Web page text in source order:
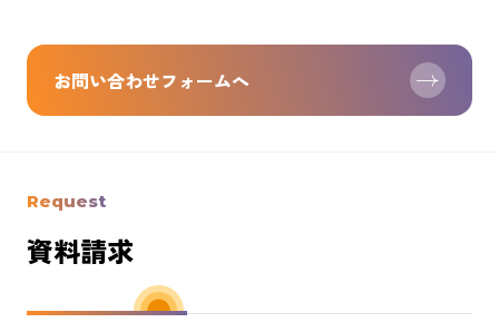
お問い合わせフォームへ
Request
資料請求